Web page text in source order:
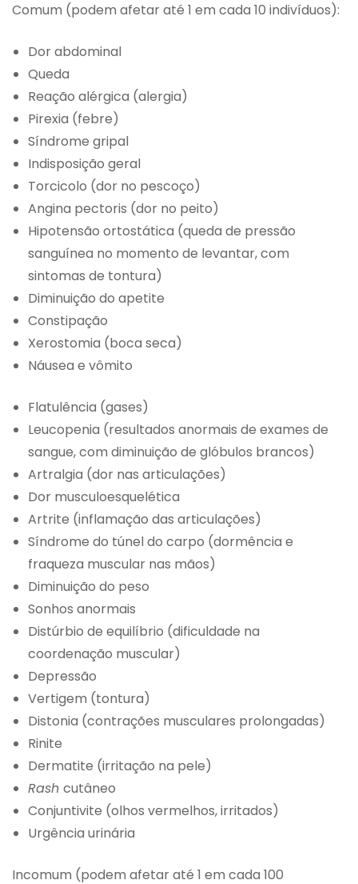
Comum (podem afetar até 1 em cada 10 indivíduos):
Dor abdominal
Queda
Reação alérgica (alergia)
Pirexia (febre)
Síndrome gripal
Indisposição geral
Torcicolo (dor no pescoço)
Angina pectoris (dor no peito)
Hipotensão ortostática (queda de pressão
sanguínea no momento de levantar, com
sintomas de tontura)
Diminuição do apetite
Constipação
Xerostomia (boca seca)
Náusea e vômito
Flatulência (gases)
Leucopenia (resultados anormais de exames de
sangue, com diminuição de glóbulos brancos)
Artralgia (dor nas articulações)
Dor musculoesquelética
Artrite (inflamação das articulações)
Síndrome do túnel do carpo (dormência e
fraqueza muscular nas mãos)
Diminuição do peso
Sonhos anormais
Distúrbio de equilíbrio (dificuldade na
coordenação muscular)
Depressão
Vertigem (tontura)
Distonia (contrações musculares prolongadas)
Rinite
Dermatite (irritação na pele)
Rash cutâneo
Conjuntivite (olhos vermelhos, irritados)
Urgência urinária
Incomum (podem afetar até 1 em cada 100